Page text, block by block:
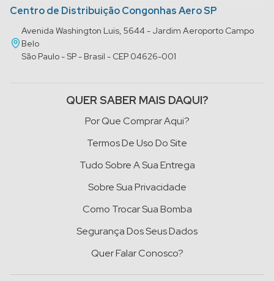
Centro de Distribuição Congonhas Aero SP
Avenida Washington Luis, 5644 - Jardim Aeroporto Campo
Belo
São Paulo - SP - Brasil - CEP 04626-001
QUER SABER MAIS DAQUI?
Por Que Comprar Aqui?
Termos De Uso Do Site
Tudo Sobre A Sua Entrega
Sobre Sua Privacidade
Como Trocar Sua Bomba
Segurança Dos Seus Dados
Quer Falar Conosco?